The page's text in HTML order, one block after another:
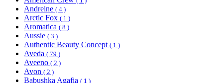
Andreine ( 4 )
Arctic Fox ( 1 )
Aromatica ( 8 )
Aussie ( 3 )
Authentic Beauty Concept ( 1 )
Aveda ( 79 )
Aveeno ( 2 )
Avon ( 2 )
Babushka Agafia ( 1 )